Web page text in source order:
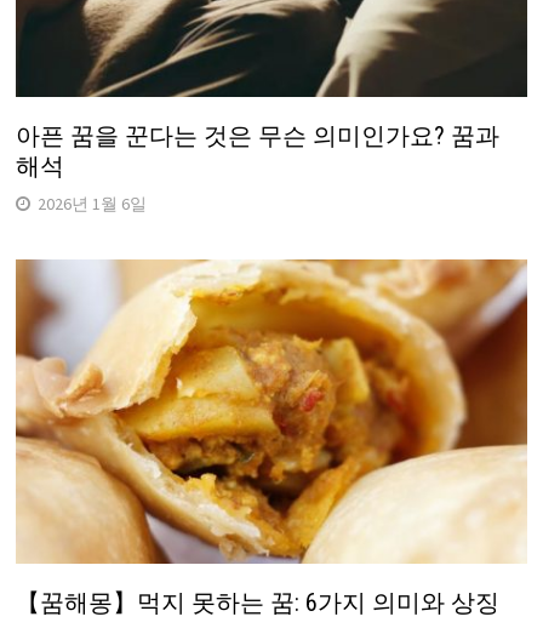
아픈 꿈을 꾼다는 것은 무슨 의미인가요? 꿈과
해석
2026년 1월 6일
【꿈해몽】먹지 못하는 꿈: 6가지 의미와 상징